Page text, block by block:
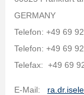
GERMANY
Telefon: +49 69
Telefon: +49 69
Telefax: +49 69
E-Mail: